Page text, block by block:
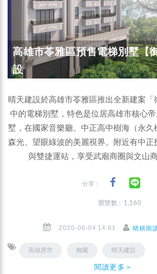
高雄市苓雅區預售電梯別墅【
設
晴天建設於高雄市苓雅區推出全新建案「
中的電梯別墅，特色是位居高雄市核心
墅，在國家音樂廳、中正高中樹海（永久
森光、望眼綠波的美麗視界。附近有中正
與雙捷運站，享受武廟商圈與文山
分享：
瀏覽數 : 1,160
2020-06-04 14:01 晴耕雨
高雄房市 御藏 晴天建設
閱讀更多＞